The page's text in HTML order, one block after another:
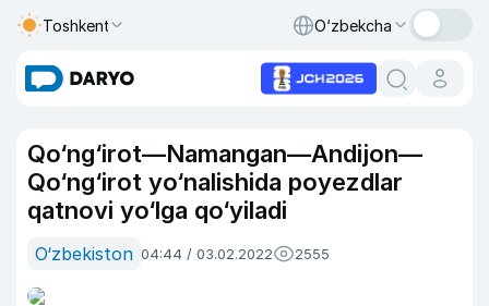
Toshkent O‘zbekcha
Qo‘ng‘irot—Namangan—Andijon—
Qo‘ng‘irot yo‘nalishida poyezdlar
qatnovi yo‘lga qo‘yiladi
O‘zbekiston 04:44 / 03.02.2022 2555